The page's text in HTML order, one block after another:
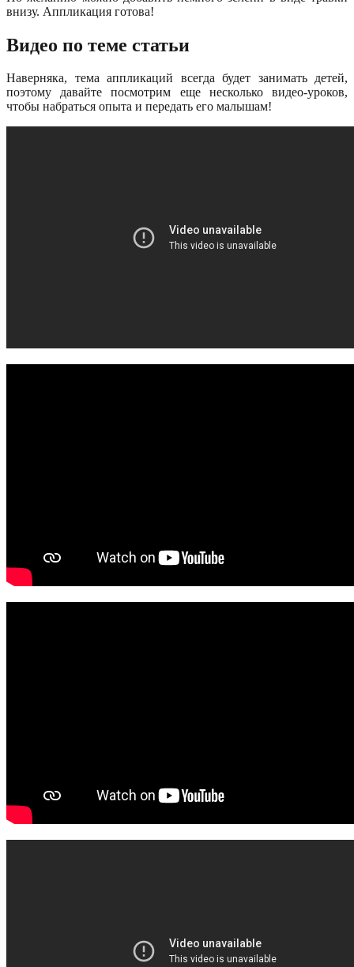
внизу. Аппликация готова!
Видео по теме статьи
Наверняка, тема аппликаций всегда будет занимать детей,
поэтому давайте посмотрим еще несколько видео-уроков,
чтобы набраться опыта и передать его малышам!